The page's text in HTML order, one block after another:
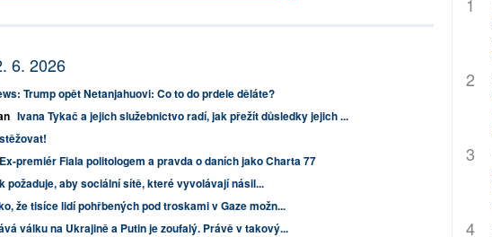
6. 2026
Trump opět Netanjahuovi: Co to do prdele děláte?
Ivana Tykač a jejich služebnictvo radí, jak přežít důsledky jejich ...
Ex-premiér Fiala politologem a pravda o daních jako Charta 77
požaduje, aby sociální sítě, které vyvolávají násil...
že tisíce lidí pohřbených pod troskami v Gaze možn...
válku na Ukrajině a Putin je zoufalý. Právě v takový...